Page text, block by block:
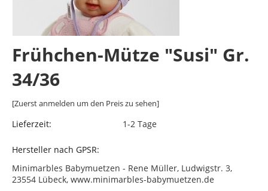
Frühchen-Mütze "Susi" Gr.
34/36
[Zuerst anmelden um den Preis zu sehen]
Lieferzeit: 1-2 Tage
Hersteller nach GPSR:
Minimarbles Babymuetzen - Rene Müller, Ludwigstr. 3,
23554 Lübeck, www.minimarbles-babymuetzen.de